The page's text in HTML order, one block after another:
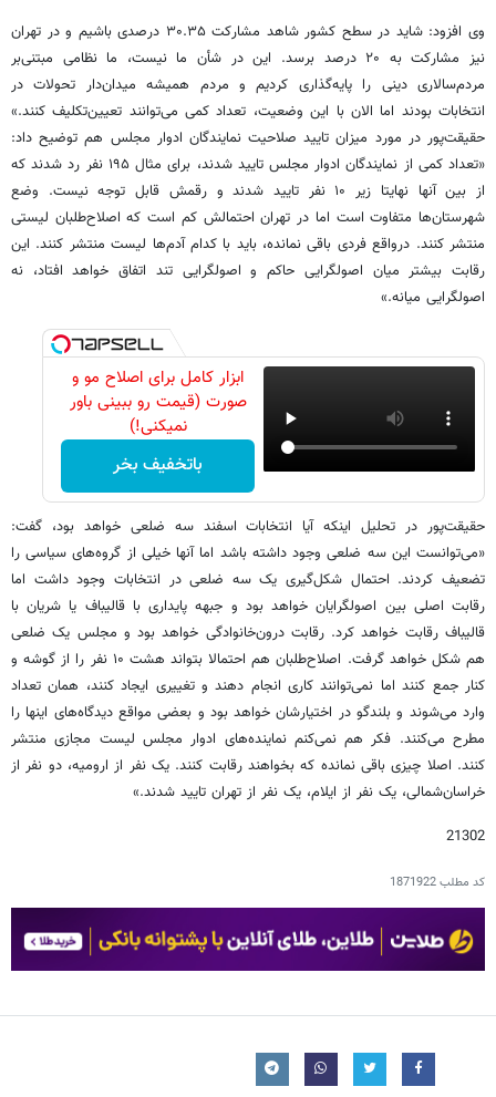
وی افزود: شاید در سطح کشور شاهد مشارکت ۳۰.۳۵ درصدی باشیم و در تهران
نیز مشارکت به ۲۰ درصد برسد. این در شأن ما نیست، ما نظامی مبتنی‌بر
مردم‌سالاری دینی را پایه‌گذاری کردیم و مردم همیشه میدان‌دار تحولات در
انتخابات بودند اما الان با این وضعیت، تعداد کمی می‌توانند تعیین‌تکلیف کنند.»
حقیقت‌پور در مورد میزان تایید صلاحیت ‌نمایندگان ادوار مجلس هم توضیح داد:
«تعداد کمی از نمایندگان ادوار مجلس تایید شدند، برای مثال ۱۹۵ نفر رد شدند که
از بین آنها نهایتا زیر ۱۰ نفر تایید شدند و رقمش قابل توجه نیست. وضع
شهرستان‌ها متفاوت است اما در تهران احتمالش کم است که اصلاح‌طلبان لیستی
منتشر کنند. درواقع فردی باقی نمانده، باید با کدام آدم‌ها لیست منتشر کنند. این
رقابت بیشتر میان اصولگرایی حاکم و اصولگرایی تند اتفاق خواهد افتاد، نه
اصولگرایی میانه.»
ابزار کامل برای اصلاح مو و
صورت (قیمت رو ببینی باور
نمیکنی!)
باتخفیف بخر
حقیقت‌پور در تحلیل اینکه آیا انتخابات اسفند سه ضلعی خواهد بود، گفت:
«می‌توانست این سه ضلعی وجود داشته باشد اما آنها خیلی از گروه‌های سیاسی را
تضعیف کردند. احتمال شکل‌گیری یک سه ضلعی در انتخابات وجود داشت اما
رقابت اصلی بین اصولگرایان خواهد بود و جبهه پایداری با قالیباف یا شریان با
قالیباف رقابت خواهد کرد. رقابت درون‌خانوادگی خواهد بود و مجلس یک ضلعی
هم شکل خواهد گرفت. اصلاح‌طلبان هم احتمالا بتواند هشت ۱۰ نفر را از گوشه و
کنار جمع کنند اما نمی‌توانند کاری انجام دهند و تغییری ایجاد کنند، همان تعداد
وارد می‌شوند و بلندگو در اختیارشان خواهد بود و بعضی مواقع دیدگاه‌های اینها را
مطرح می‌کنند. فکر هم نمی‌کنم نماینده‌های ادوار مجلس لیست مجازی منتشر
کنند. اصلا چیزی باقی نمانده که بخواهند رقابت کنند. یک نفر از ارومیه، دو نفر از
خراسان‌شمالی، یک نفر از ایلام، یک نفر از تهران تایید شدند.»
21302
کد مطلب1871922